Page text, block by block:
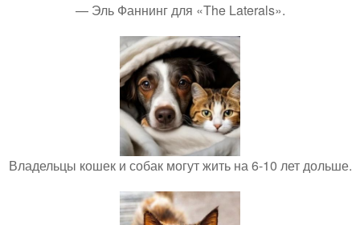
— Эль Фаннинг для «The Laterals».
Владельцы кошек и собак могут жить на 6-10 лет дольше.